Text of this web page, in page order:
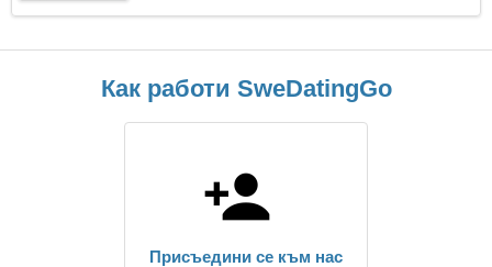
Как работи SweDatingGo
Присъедини се към нас